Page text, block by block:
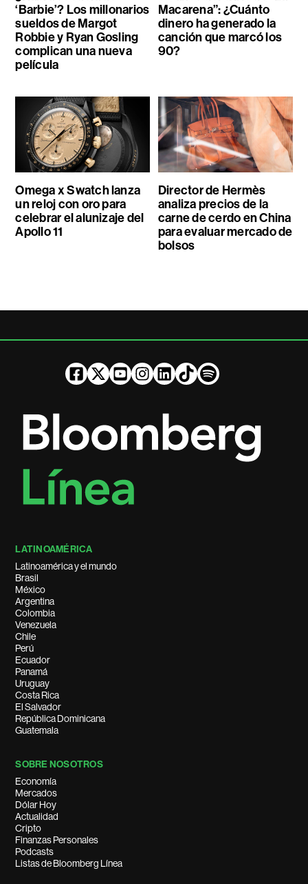
‘Barbie’? Los millonarios
sueldos de Margot
Robbie y Ryan Gosling
complican una nueva
película
Macarena”: ¿Cuánto
dinero ha generado la
canción que marcó los
90?
Omega x Swatch lanza
un reloj con oro para
celebrar el alunizaje del
Apollo 11
Director de Hermès
analiza precios de la
carne de cerdo en China
para evaluar mercado de
bolsos
LATINOAMÉRICA
Latinoamérica y el mundo
Brasil
México
Argentina
Colombia
Venezuela
Chile
Perú
Ecuador
Panamá
Uruguay
Costa Rica
El Salvador
República Dominicana
Guatemala
SOBRE NOSOTROS
Economía
Mercados
Dólar Hoy
Actualidad
Cripto
Finanzas Personales
Podcasts
Listas de Bloomberg Línea